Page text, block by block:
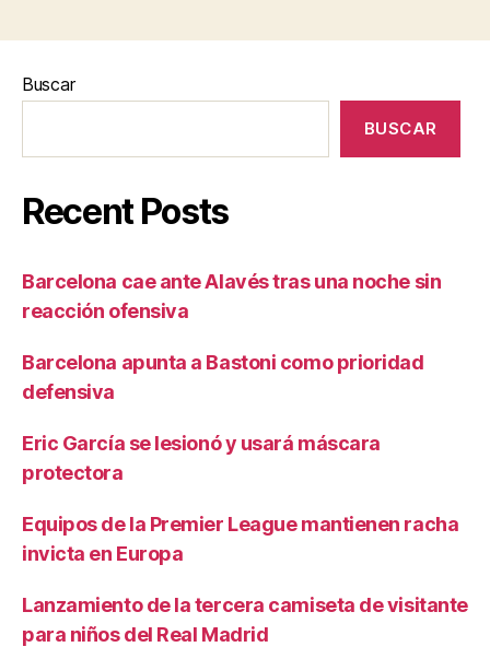
Buscar
BUSCAR
Recent Posts
Barcelona cae ante Alavés tras una noche sin
reacción ofensiva
Barcelona apunta a Bastoni como prioridad
defensiva
Eric García se lesionó y usará máscara
protectora
Equipos de la Premier League mantienen racha
invicta en Europa
Lanzamiento de la tercera camiseta de visitante
para niños del Real Madrid